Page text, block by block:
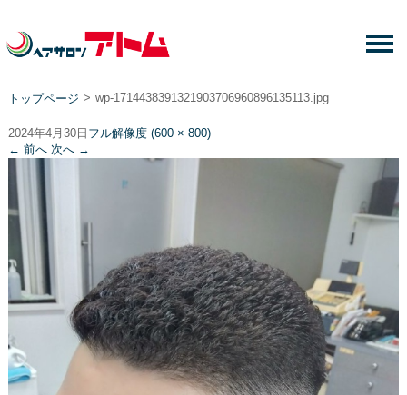
トップページ > wp-1714438391321903706960896135113.jpg
2024年4月30日 フル解像度 (600 × 800)
← 前へ 次へ →